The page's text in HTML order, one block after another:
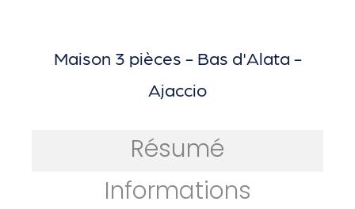
Maison 3 pièces - Bas d'Alata -
Ajaccio
Résumé
Informations